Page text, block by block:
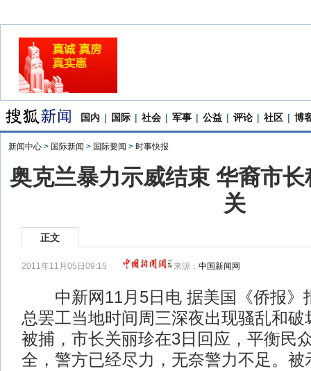
国内 | 国际 | 社会 | 军事 | 公益 | 评论 | 社区 | 博
新闻中心 > 国际新闻 > 国际要闻 > 时事快报
奥克兰暴力示威结束 华裔市
关
正文
2011年11月05日09:15 来源： 中国新闻网
中新网11月5日电 据美国《侨报》
总罢工当地时间周三深夜出现骚乱和破
被捕，市长关丽珍在3日回应，平衡民
全，警方已经尽力，无奈警力不足。被